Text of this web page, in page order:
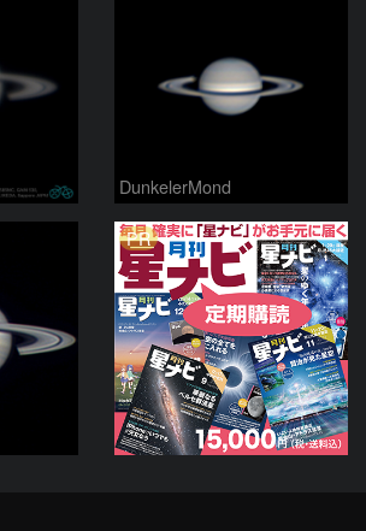
DunkelerMond
PR